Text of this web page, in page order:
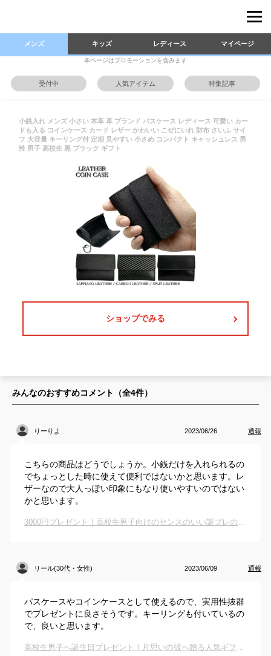
メンズ キッズ レディース マイページ
本ページはプロモーションを含みます
受付中 人気アイテム 特集記事
小銭入れ メンズ 小さい 本革 革 ブランド パスケース レディース 可愛い カー
ドも入る コインケース カード レザー かわいい こぜにいれ 財布 さいふ サイ
フ 大容量 キーリング付 定期 見やすい 小さめ コンパクト キャッシュレス 男
性 男子 高校生 黒 ブラック ギフト
ショップでみる
みんなのおすすめコメント（全4件）
りーりよ 2023/06/26 通報
こちらの商品はどうでしょうか。小銭だけを入れられるの
でちょっとした時に使えて便利ではないかと思います。レ
ザーなので大人っぽい印象にもなり使いやすいのではない
かと思います。
3000円プレゼント｜高校生男子向けのセンスのいい誕プレのおすすめは？
リール(30代・女性) 2023/06/09 通報
パスケースやコインケースとして使えるので、実用性抜群
でプレゼントに良さそうです。キーリングも付いているの
で、良いと思います。
高校生男子へ誕生日プレゼント！片思いの彼へ贈る人気ギフトのおすすめは？